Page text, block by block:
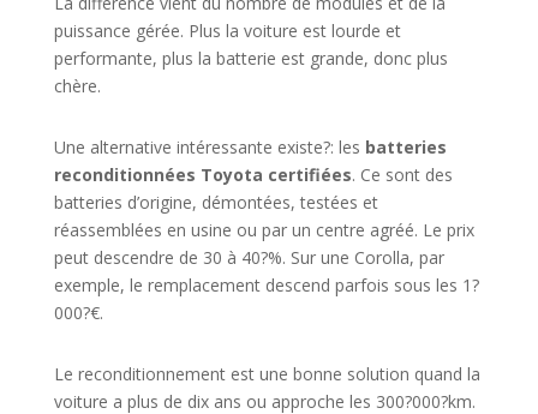
puissance gérée. Plus la voiture est lourde et
performante, plus la batterie est grande, donc plus
chère.
Une alternative intéressante existe?: les batteries
reconditionnées Toyota certifiées. Ce sont des
batteries d’origine, démontées, testées et
réassemblées en usine ou par un centre agréé. Le prix
peut descendre de 30 à 40?%. Sur une Corolla, par
exemple, le remplacement descend parfois sous les 1?
000?€.
Le reconditionnement est une bonne solution quand la
voiture a plus de dix ans ou approche les 300?000?km.